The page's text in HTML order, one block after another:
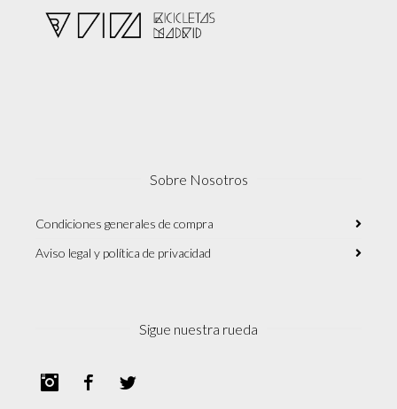
Sobre Nosotros
Condiciones generales de compra
Aviso legal y política de privacidad
Sigue nuestra rueda
InstagramFacebook